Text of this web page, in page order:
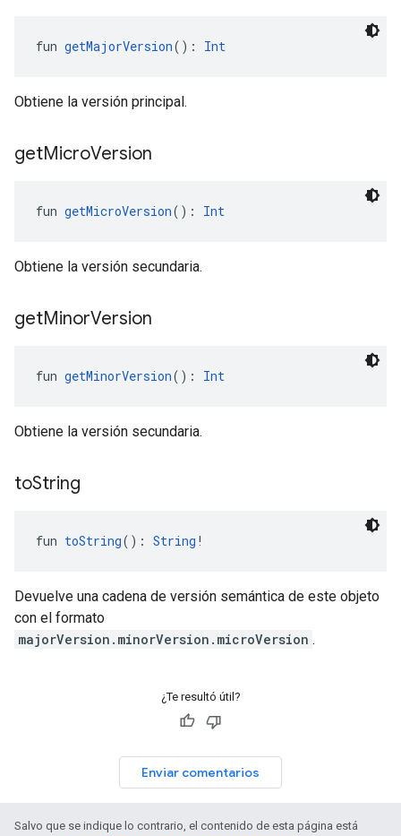
fun getMajorVersion(): Int
Obtiene la versión principal.
getMicroVersion
fun getMicroVersion(): Int
Obtiene la versión secundaria.
getMinorVersion
fun getMinorVersion(): Int
Obtiene la versión secundaria.
toString
fun toString(): String !
Devuelve una cadena de versión semántica de este objeto
con el formato
majorVersion.minorVersion.microVersion .
¿Te resultó útil?
Enviar comentarios
Salvo que se indique lo contrario, el contenido de esta página está